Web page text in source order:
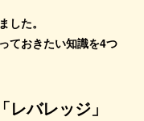
した。
ておきたい知識を4つ
バレッジ」